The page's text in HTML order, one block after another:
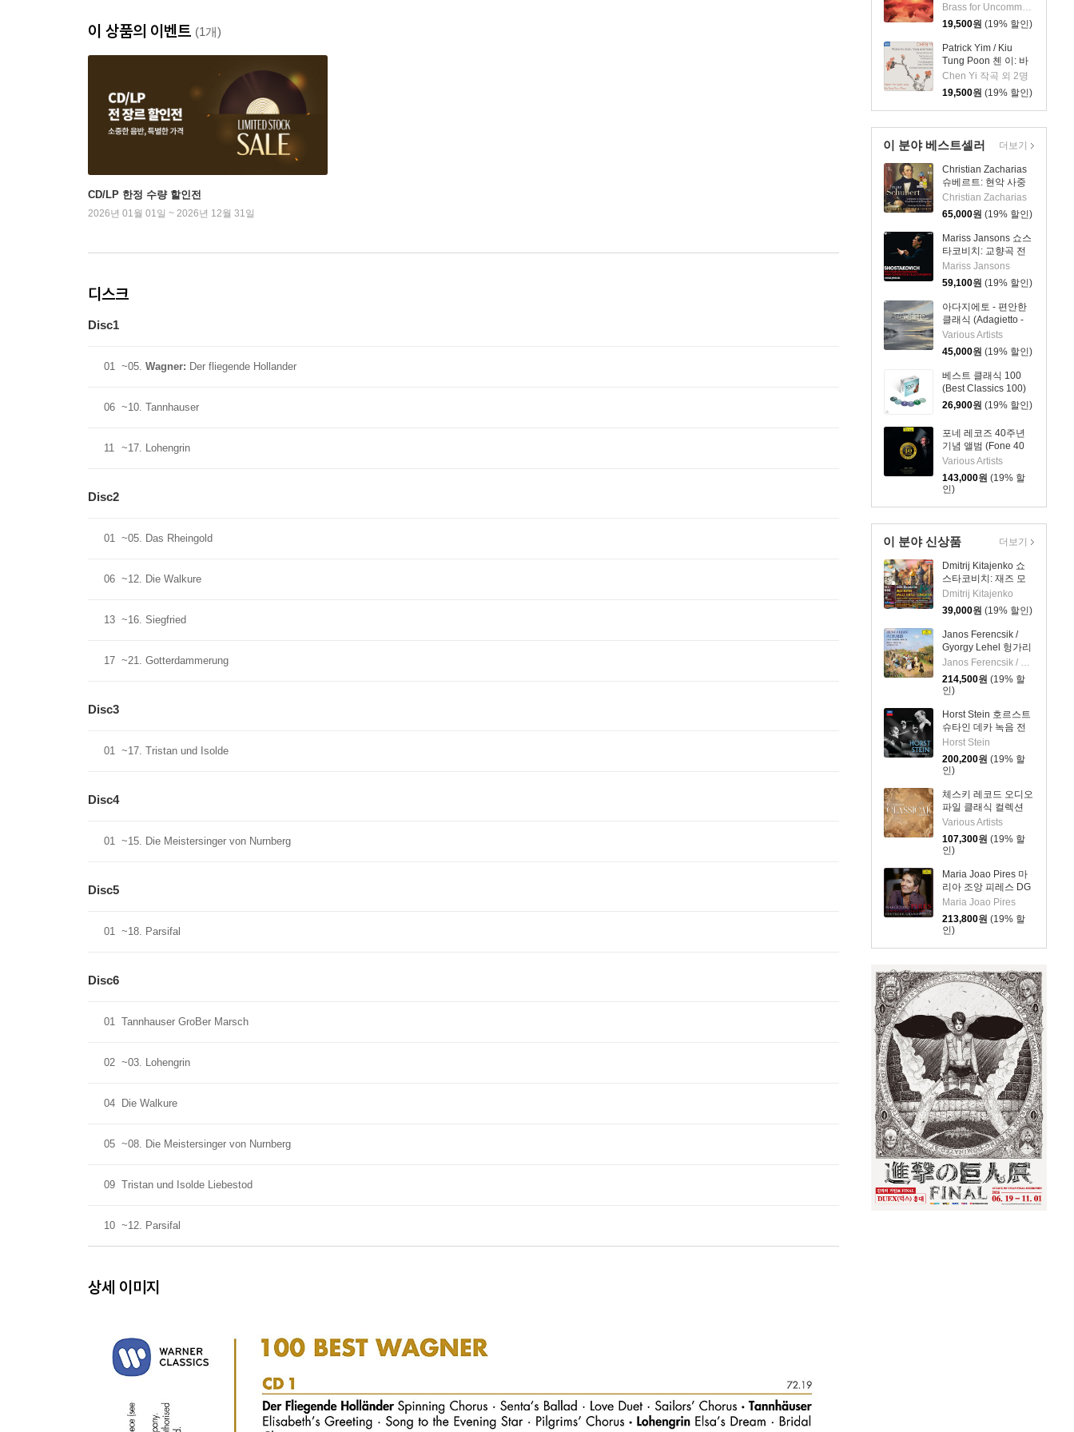
Music - 21st Century)Brass for Uncommon Times 실내악
19,500원 (19% 할인)
Patrick Yim / Kiu
Tung Poon 첸 이: 바
이올린, 비올라, 피아
노 작품집 (Chen Yi:
Works For Violin,
Viola And Piano)
Chen Yi 작곡 외 2명
19,500원 (19% 할인)
이 분야 베스트셀러
Christian Zacharias
슈베르트: 현악 사중
주 전곡 외 (Schubert:
Complete String
Quartets, Trout
Quintet & String
Trios)
Christian Zacharias
65,000원 (19% 할인)
Mariss Jansons 쇼스
타코비치: 교향곡 전
곡, 재즈 모음곡, 협주
곡 (Shostakovich :
The Complete
Symphonies, Cello
Concertos & Piano
Concertos)
Mariss Jansons
59,100원 (19% 할인)
아다지에토 - 편안한
클래식 (Adagietto -
Smooth & Relaxing
Classical) [실버 컬러
LP]
Various Artists
45,000원 (19% 할인)
베스트 클래식 100
(Best Classics 100)
26,900원 (19% 할인)
포네 레코즈 40주년
기념 앨범 (Fone 40
Years 1983-2023)
Various Artists
143,000원 (19% 할
인)
더보기
이 분야 신상품
Dmitrij Kitajenko 쇼
스타코비치: 재즈 모
음곡, 발레 모음곡, 협
(Shostakovich: Jazz
Suite; Ballet Suites;
Concertos)
Dmitrij Kitajenko
39,000원 (19% 할인)
Janos Ferencsik /
Gyorgy Lehel 헝가리
음악 선집
(Hungarian Pictures)
214,500원 (19% 할
인)
Horst Stein 호르스트
슈타인 데카 녹음 전
집 (The Decca
Recordings)
Horst Stein
200,200원 (19% 할
인)
체스키 레코드 오디오
파일 클래식 컬렉션
(The Audiophile
Classical Collection)
[LP]
Various Artists
107,300원 (19% 할
인)
Maria Joao Pires 마
리아 조앙 피레스 DG
녹음 전집 (Complete
Recordings On
Deutsche
Grammophon)
Maria Joao Pires
213,800원 (19% 할
인)
더보기
이 상품의 이벤트 (1개)
CD/LP 한정 수량 할인전
2026년 01월 01일 ~ 2026년 12월 31일
디스크
Disc1
01 ~05. Wagner: Der fliegende Hollander
06 ~10. Tannhauser
11 ~17. Lohengrin
Disc2
01 ~05. Das Rheingold
06 ~12. Die Walkure
13 ~16. Siegfried
17 ~21. Gotterdammerung
Disc3
01 ~17. Tristan und Isolde
Disc4
01 ~15. Die Meistersinger von Nurnberg
Disc5
01 ~18. Parsifal
Disc6
01 Tannhauser GroBer Marsch
02 ~03. Lohengrin
04 Die Walkure
05 ~08. Die Meistersinger von Nurnberg
09 Tristan und Isolde Liebestod
10 ~12. Parsifal
상세 이미지